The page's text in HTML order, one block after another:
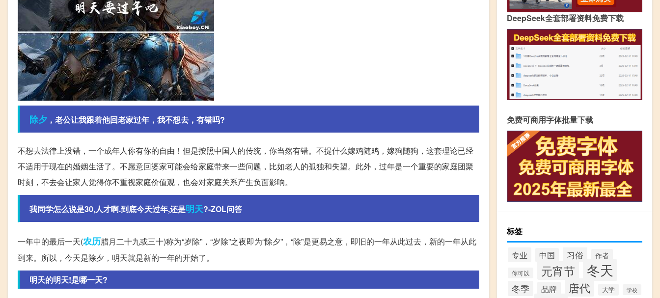
除夕 ，老公让我跟着他回老家过年，我不想去，有错吗?
不想去法律上没错，一个成年人你有你的自由！但是按照中国人的传统，你当然有错。不提什么嫁鸡随鸡，嫁狗随狗，这套理论已经
不适用于现在的婚姻生活了。不愿意回婆家可能会给家庭带来一些问题，比如老人的孤独和失望。此外，过年是一个重要的家庭团聚
时刻，不去会让家人觉得你不重视家庭价值观，也会对家庭关系产生负面影响。
我同学怎么说是30,人才啊.到底今天过年,还是明天?-ZOL问答
一年中的最后一天(农历腊月二十九或三十)称为“岁除”，“岁除”之夜即为“除夕”，“除”是更易之意，即旧的一年从此过去，新的一年从此
到来。所以，今天是除夕，明天就是新的一年的开始了。
明天的明天!是哪一天?
DeepSeek全套部署资料免费下载
免费可商用字体批量下载
标签
专业 中国 习俗 作者
你可以 元宵节 冬天
冬季 品牌 唐代 大学 学校